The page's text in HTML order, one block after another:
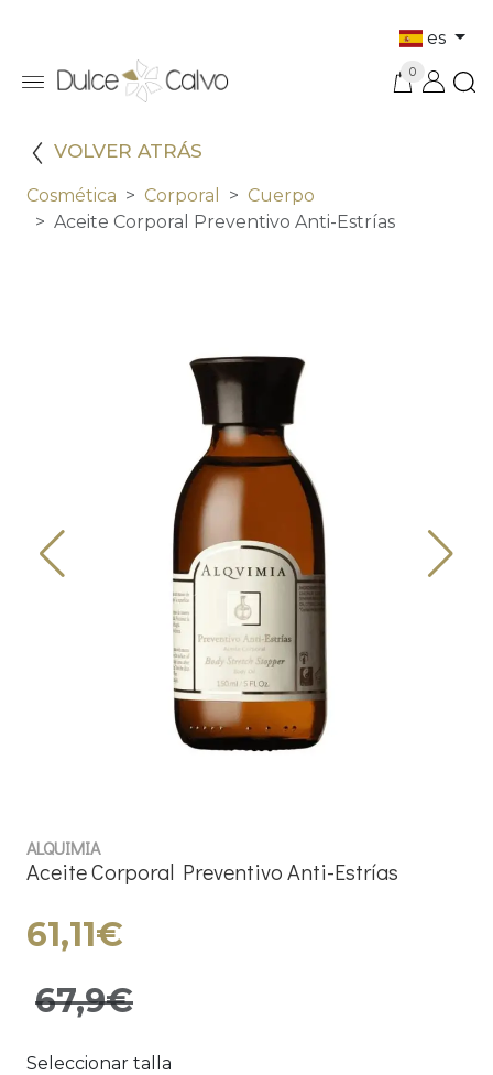
es
0
VOLVER ATRÁS
Cosmética Corporal
Cuerpo
Aceite Corporal Preventivo Anti-Estrías
ALQUIMIA
Aceite Corporal Preventivo Anti-Estrías
61,11€
67,9€
Seleccionar talla